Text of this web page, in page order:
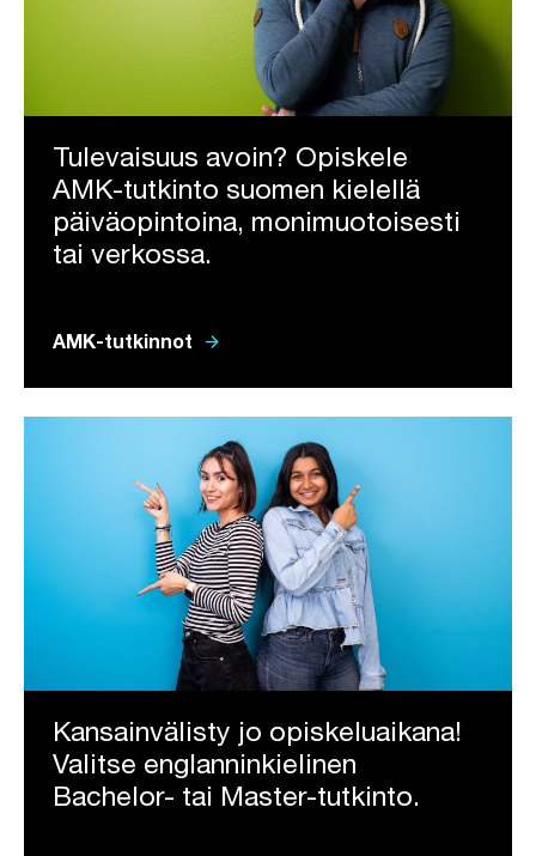
Tulevaisuus avoin? Opiskele
AMK-tutkinto suomen kielellä
päiväopintoina, monimuotoisesti
tai verkossa.
AMK-tutkinnot arrow_forward
Kansainvälisty jo opiskeluaikana!
Valitse englanninkielinen
Bachelor- tai Master-tutkinto.